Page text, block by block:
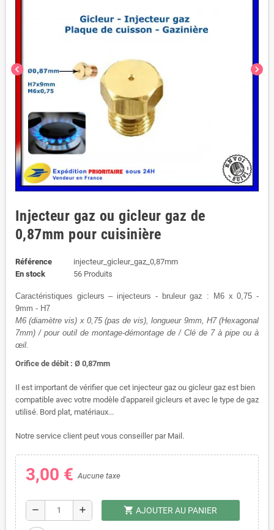
chevron_left chevron_right
Injecteur gaz ou gicleur gaz de
0,87mm pour cuisinière
Référence
injecteur_gicleur_gaz_0,87mm
En stock
56 Produits
Caractéristiques gicleurs – injecteurs - bruleur gaz : M6 x 0,75 -
9mm - H7
M6 (diamètre vis) x 0,75 (pas de vis), longueur 9mm, H7 (Hexagonal
7mm) / pour outil de montage-démontage de / Clé de 7 à pipe ou à
œil.
Orifice de débit : Ø 0,87mm
Il est important de vérifier que cet injecteur gaz ou gicleur gaz est bien
compatible avec votre modèle d'appareil gicleurs et avec le type de gaz
utilisé. Bord plat, matériaux...
Notre service client peut vous conseiller par Mail.
3,00 €Aucune taxe
remove add shopping_cart AJOUTER AU PANIER